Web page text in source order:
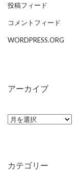
投稿フィード
コメントフィード
WORDPRESS.ORG
アーカイブ
ア
ブ
カテゴリー